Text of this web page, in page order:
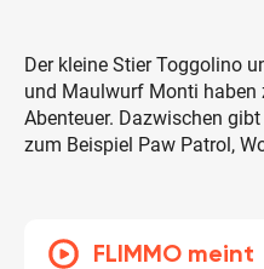
Der kleine Stier Toggolino
und Maulwurf Monti haben
Abenteuer. Dazwischen
zum Beispiel Paw Patrol,
FLIMMO meint